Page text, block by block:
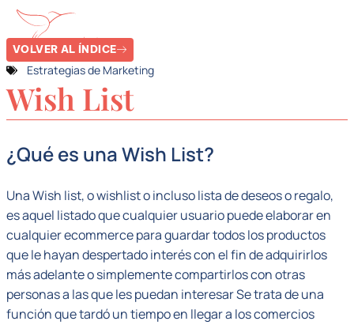
VOLVER AL ÍNDICE
Estrategias de Marketing
Wish List
¿Qué es una Wish List?
Una Wish list, o wishlist o incluso lista de deseos o regalo,
es aquel listado que cualquier usuario puede elaborar en
cualquier ecommerce para guardar todos los productos
que le hayan despertado interés con el fin de adquirirlos
más adelante o simplemente compartirlos con otras
personas a las que les puedan interesar Se trata de una
función que tardó un tiempo en llegar a los comercios